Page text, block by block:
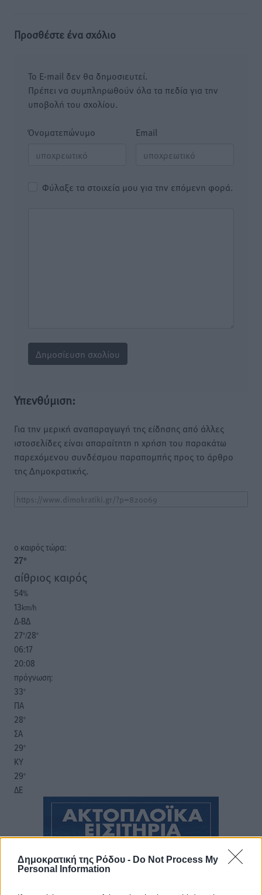
Δημοκρατική της Ρόδου - Do Not Process My
Personal Information
Προσθέστε ένα σχόλιο
Το E-mail δεν θα δημοσιευτεί.
Πρέπει να συμπληρωθούν όλα τα πεδία για την
υποβολή του σχολίου.
Όνοματεπώνυμο Email
Φύλαξε τα στοιχεία μου για την επόμενη φορά.
Υπενθύμιση:
Για την μερική αναπαραγωγή της είδησης από άλλες
ιστοσελίδες είναι απαραίτητη η χρήση του παρακάτω
παρεχόμενου συνδέσμου παραπομπής προς το άρθρο
της Δημοκρατικής.
o καιρός τώρα:
27°
αίθριος καιρός
54%
13km/h
Δ-ΒΔ
27°/28°
06:17
20:08
πρόγνωση:
33°
ΠΑ
28°
ΣΑ
29°
ΚΥ
29°
ΔΕ